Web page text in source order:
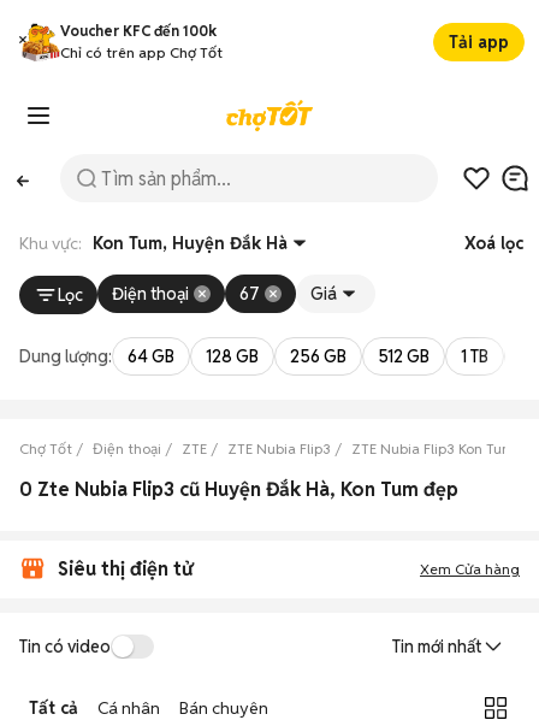
Voucher KFC đến 100k
Chỉ có trên app Chợ Tốt
Tải app
Khu vực: Kon Tum, Huyện Đắk Hà Xoá lọc
Lọc Điện thoại 67 Giá
Dung lượng: 64 GB 128 GB 256 GB 512 GB 1 TB
Chợ Tốt Điện thoại ZTE ZTE Nubia Flip3 ZTE Nubia Flip3 Kon Tum
0 Zte Nubia Flip3 cũ Huyện Đắk Hà, Kon Tum đẹp
Siêu thị điện tử Xem Cửa hàng
Tin có video Tin mới nhất
Tất cả Cá nhân Bán chuyên